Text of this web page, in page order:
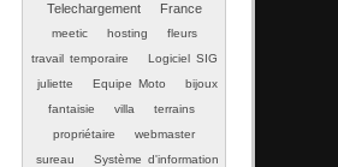
Telechargement
France
meetic hosting
fleurs
travail temporaire
Logiciel SIG
juliette
Equipe Moto
bijoux
fantaisie
villa
terrains
propriétaire
webmaster
sureau
Système d'information